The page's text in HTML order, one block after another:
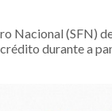
Nacional (SFN)
durante a